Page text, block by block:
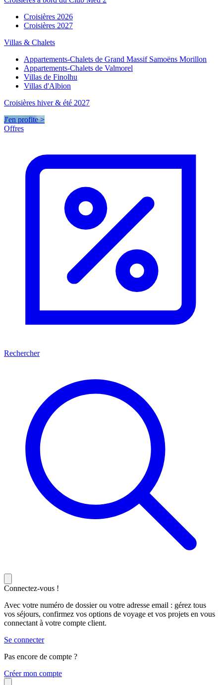
Croisières 2026
Croisières 2027
Villas & Chalets
Appartements-Chalets de Grand Massif Samoëns Morillon
Appartements-Chalets de Valmorel
Villas de Finolhu
Villas d'Albion
Croisières hiver & été 2027
J'en profite >
Offres
Rechercher
Connectez-vous !
Avec votre numéro de dossier ou votre adresse email : gérez tous
vos séjours, confirmez vos options de voyage et vos projets en vous
connectant à votre compte client.
Se connecter
Pas encore de compte ?
Créer mon compte